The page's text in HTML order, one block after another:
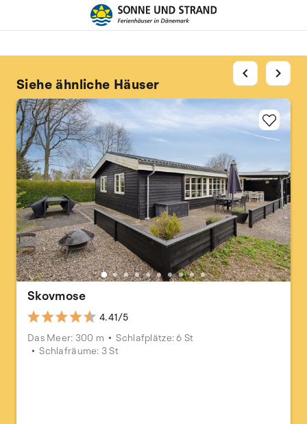
Siehe ähnliche Häuser
Skovmose
4.41/5
Das Meer: 300 m
Schlafplätze: 6 St
Schlafräume: 3 St
chevron_left chevron_right